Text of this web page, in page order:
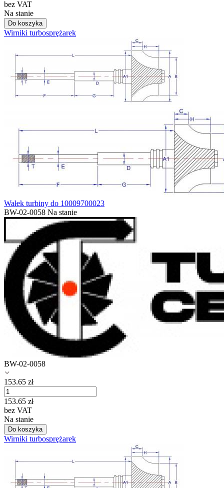
bez VAT
Na stanie
Do koszyka
Wirniki turbosprężarek
Wałek turbiny do 10009700023
BW-02-0058 Na stanie
BW-02-0058
153.65 zł
153.65 zł
bez VAT
Na stanie
Do koszyka
Wirniki turbosprężarek